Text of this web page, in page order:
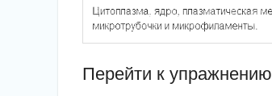
Перейти к упражнению